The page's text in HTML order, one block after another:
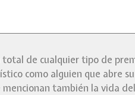
de cualquier tipo de
como alguien que abre su
también la vida del